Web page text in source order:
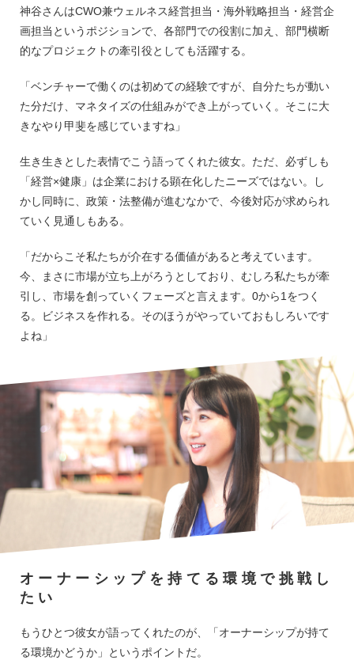
神谷さんはCWO兼ウェルネス経営担当・海外戦略担当・経営企
画担当というポジションで、各部門での役割に加え、部門横断
的なプロジェクトの牽引役としても活躍する。
「ベンチャーで働くのは初めての経験ですが、自分たちが動い
た分だけ、マネタイズの仕組みができ上がっていく。そこに大
きなやり甲斐を感じていますね」
生き生きとした表情でこう語ってくれた彼女。ただ、必ずしも
「経営×健康」は企業における顕在化したニーズではない。し
かし同時に、政策・法整備が進むなかで、今後対応が求められ
ていく見通しもある。
「だからこそ私たちが介在する価値があると考えています。
今、まさに市場が立ち上がろうとしており、むしろ私たちが牽
引し、市場を創っていくフェーズと言えます。0から1をつく
る。ビジネスを作れる。そのほうがやっていておもしろいです
よね」
オーナーシップを持てる環境で挑戦し
たい
もうひとつ彼女が語ってくれたのが、「オーナーシップが持て
る環境かどうか」というポイントだ。